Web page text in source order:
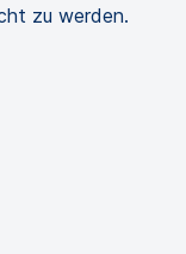
zu werden.